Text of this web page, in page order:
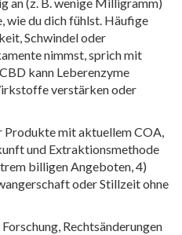
wie du dich fühlst. Häufige
Schwindel oder
nimmst, sprich mit
kann Leberenzyme
verstärken oder
Produkte mit aktuellem COA,
und Extraktionsmethode
billigen Angeboten, 4)
oder Stillzeit ohne
Rechtsänderungen